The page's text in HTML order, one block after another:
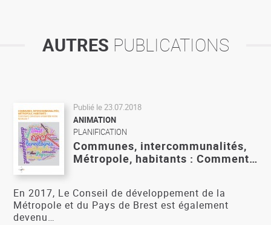
AUTRES PUBLICATIONS
Publié le 23.07.2018
ANIMATION
PLANIFICATION
Communes, intercommunalités,
Métropole, habitants : Comment…
En 2017, Le Conseil de développement de la
Métropole et du Pays de Brest est également
devenu…